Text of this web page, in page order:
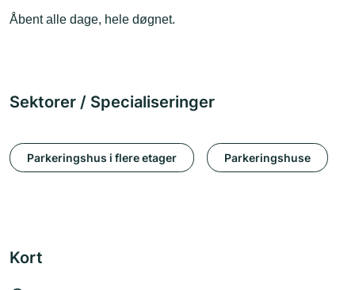
Åbent alle dage, hele døgnet.
Sektorer / Specialiseringer
Parkeringshus i flere etager Parkeringshuse
Kort